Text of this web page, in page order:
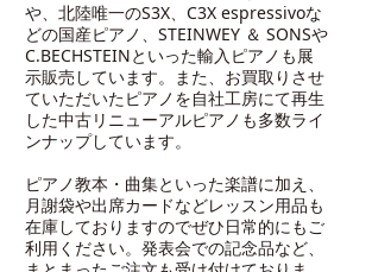
や、北陸唯一のS3X、C3X espressivoな
どの国産ピアノ、STEINWEY ＆ SONSや
C.BECHSTEINといった輸入ピアノも展
示販売しています。また、お買取りさせ
ていただいたピアノを自社工房にて再生
した中古リニューアルピアノも多数ライ
ンナップしています。
ピアノ教本・曲集といった楽譜に加え、
月謝袋や出席カードなどレッスン用品も
在庫しておりますのでぜひ日常的にもご
利用ください。発表会での記念品など、